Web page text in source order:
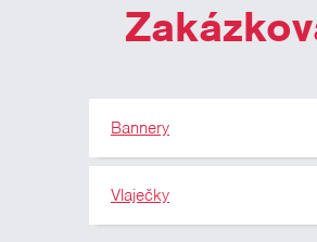
Bannery
Vlaječky